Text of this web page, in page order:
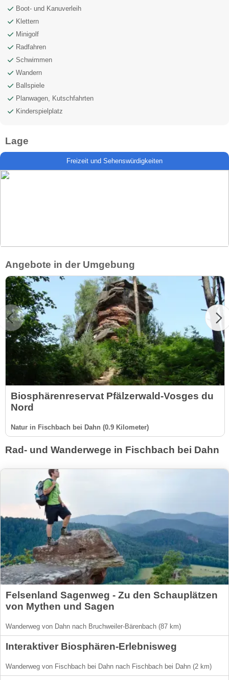
Boot- und Kanuverleih
Klettern
Minigolf
Radfahren
Schwimmen
Wandern
Ballspiele
Planwagen, Kutschfahrten
Kinderspielplatz
Lage
Freizeit und Sehenswürdigkeiten
Angebote in der Umgebung
Biosphärenreservat Pfälzerwald-Vosges du
Nord
Natur in Fischbach bei Dahn (0.9 Kilometer)
Rad- und Wanderwege in Fischbach bei Dahn
Felsenland Sagenweg - Zu den Schauplätzen
von Mythen und Sagen
Wanderweg von Dahn nach Bruchweiler-Bärenbach (87 km)
Interaktiver Biosphären-Erlebnisweg
Wanderweg von Fischbach bei Dahn nach Fischbach bei Dahn (2 km)